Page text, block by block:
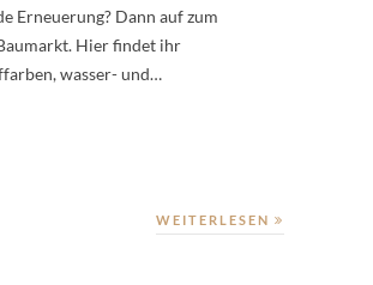
Erneuerung? Dann auf zum
Hier findet ihr
wasser- und…
WEITERLESEN